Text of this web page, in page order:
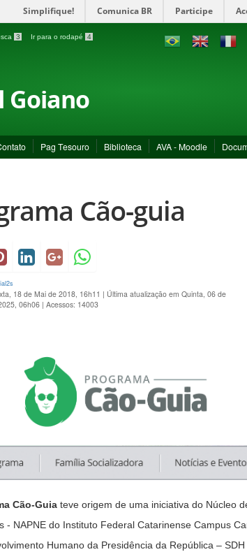
Simplifique! Comunica BR Participe
3 Ir para o rodapé 4
Goiano
Pag Tesouro Biblioteca AVA - Moodle
Cão-guia
18 de Mai de 2018, 16h11 | Última atualização em Quinta, 06 de
06h06 | Acessos: 14003
Cão-Guia teve origem de uma iniciativa do Núcleo
- NAPNE do Instituto Federal Catarinense Campus
Humano da Presidência da República –